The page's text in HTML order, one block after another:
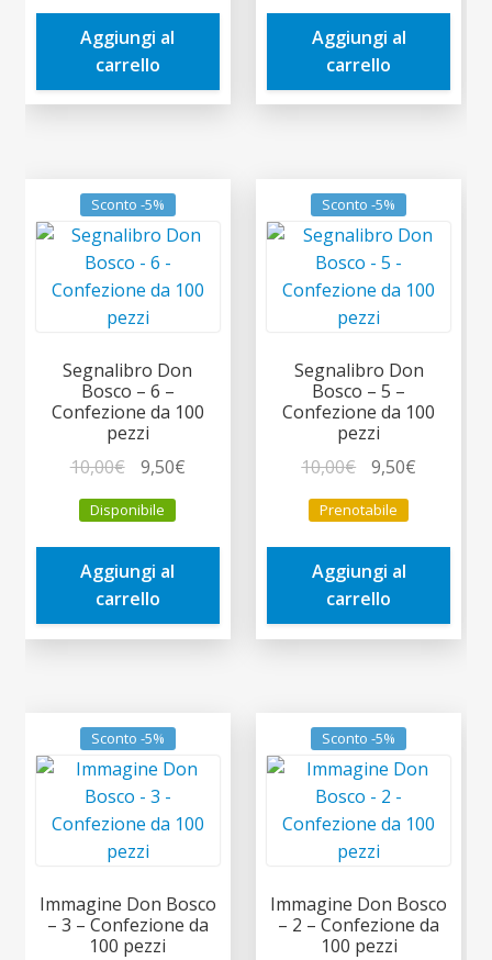
era:
10,00€.
è:
Aggiungi al
carrello
era:
10,00€.
è:
Aggiungi al
carrello
Sconto -5%
Segnalibro Don
Bosco – 6 –
Confezione da 100
pezzi
10,00€
prezzo
originale
era:
10,00€.
9,50€Il
è:
Disponibile
Aggiungi al
carrello
Sconto -5%
Segnalibro Don
Bosco – 5 –
Confezione da 100
pezzi
10,00€
prezzo
originale
era:
10,00€.
9,50€
è:
Prenotabile
Aggiungi al
carrello
Sconto -5%
Immagine Don Bosco
– 3 – Confezione da
100 pezzi
Sconto -5%
Immagine Don Bosco
– 2 – Confezione da
100 pezzi